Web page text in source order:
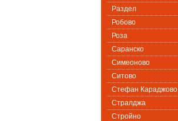
Раздел
Робово
Роза
Саранско
Симеоново
Ситово
Стефан Караджово
Стралджа
Стройно